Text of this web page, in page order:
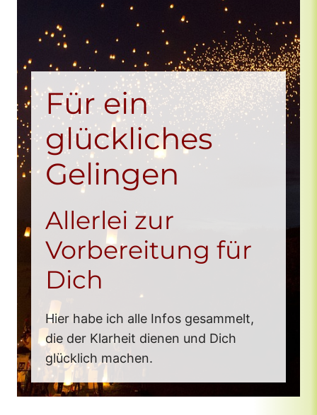
GLÜCKs-KLUB im Juli 25
GLÜCKs-KLUB im Juni 25
GLÜCKs-KLUB im Mai 25
GLÜCKs-KLUB im April 25
GLÜCKs-KLUB im März 25
GLÜCKs-KLUB im Februar 25
GLÜCKs-KLUB im Januar 25
Für ein
glückliches
Gelingen
Allerlei zur
Vorbereitung für
Dich
Hier habe ich alle Infos gesammelt,
die der Klarheit dienen und Dich
glücklich machen.